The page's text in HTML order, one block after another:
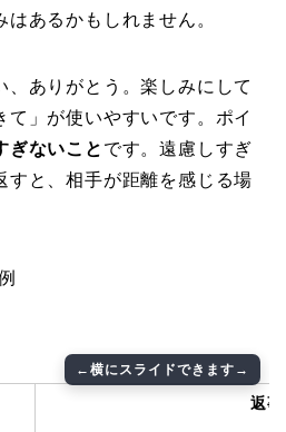
あるかもしれません。
、ありがとう。楽しみにして
て」が使いやすいです。ポイ
ぎないこと です。遠慮しすぎ
すと、相手が距離を感じる場
返